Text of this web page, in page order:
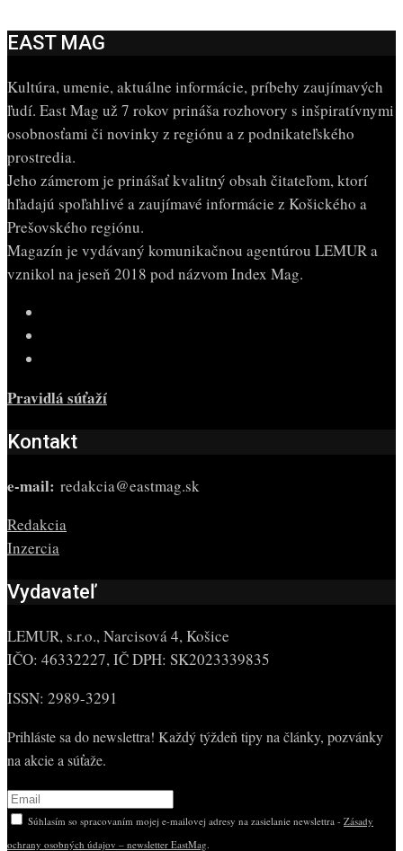
EAST MAG
Kultúra, umenie, aktuálne informácie, príbehy zaujímavých
ľudí. East Mag už 7 rokov prináša rozhovory s inšpiratívnymi
osobnosťami či novinky z regiónu a z podnikateľského
prostredia.
Jeho zámerom je prinášať kvalitný obsah čitateľom, ktorí
hľadajú spoľahlivé a zaujímavé informácie z Košického a
Prešovského regiónu.
Magazín je vydávaný komunikačnou agentúrou LEMUR a
vznikol na jeseň 2018 pod názvom Index Mag.
Pravidlá súťaží
Kontakt
e-mail: redakcia@eastmag.sk
Redakcia
Inzercia
Vydavateľ
LEMUR, s.r.o., Narcisová 4, Košice
IČO: 46332227, IČ DPH: SK2023339835
ISSN: 2989-3291
Prihláste sa do newslettra! Každý týždeň tipy na články, pozvánky
na akcie a súťaže.
Súhlasím so spracovaním mojej e-mailovej adresy na zasielanie newslettra - Zásady
ochrany osobných údajov – newsletter EastMag.